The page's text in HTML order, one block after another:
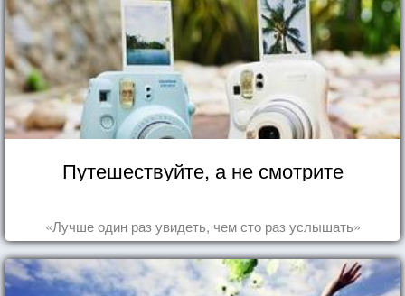
Путешествуйте, а не смотрите
«Лучше один раз увидеть, чем сто раз услышать»